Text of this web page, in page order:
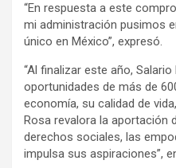
“En respuesta a este
mi administración pusimos
único en México”, expresó.
“Al finalizar este año,
oportunidades de más de
economía, su calidad de
Rosa revalora la aportación
derechos sociales, las
impulsa sus aspiraciones”,